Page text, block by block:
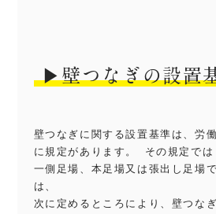
▶︎壁つなぎの設置
壁つなぎに関する設置基準は、労
に規定があります。 その規定では
一側足場、本足場又は張出し足場
は、
次に定めるところにより、壁つな